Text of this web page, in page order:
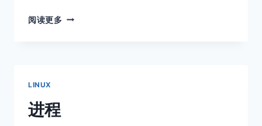
阅读更多 进
LINUX
进程